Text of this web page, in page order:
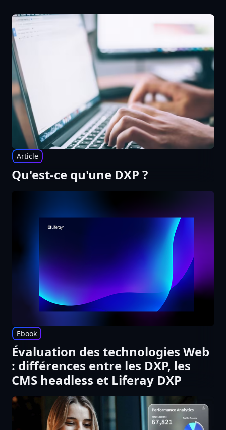
Article
Qu'est-ce qu'une DXP ?
Ebook
Évaluation des technologies Web
: différences entre les DXP, les
CMS headless et Liferay DXP